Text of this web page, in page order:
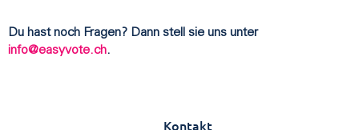
Du hast noch Fragen? Dann stell sie uns unter
info@easyvote.ch.
Kontakt